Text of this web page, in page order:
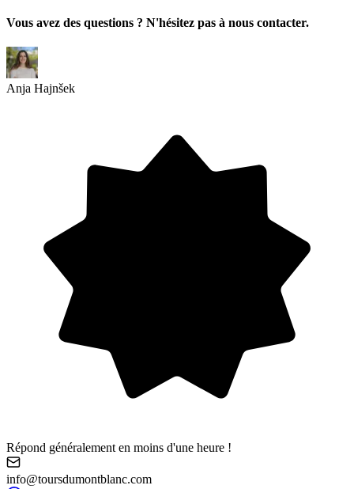
Vous avez des questions ? N'hésitez pas à nous contacter.
Anja Hajnšek
Répond généralement en moins d'une heure !
info@toursdumontblanc.com